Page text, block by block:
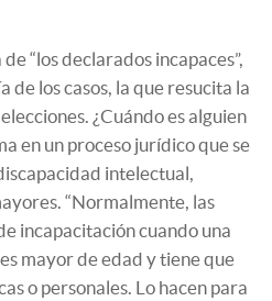
“los declarados incapaces”,
los casos, la que resucita la
¿Cuándo es alguien
en un proceso jurídico que se
intelectual,
“Normalmente, las
incapacitación cuando una
mayor de edad y tiene que
o personales. Lo hacen para